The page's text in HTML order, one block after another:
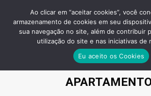
TERRAÇO VILA MATILDE
METRÔ 400
Ao clicar em “aceitar cookies”, você
armazenamento de cookies em seu
sua navegação no site, além de contribuir
utilização do site e nas iniciativas de
Eu aceito os Cookies